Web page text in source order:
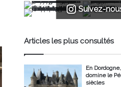
Suivez-
Articles les plus consultés
En
domine le
siècles